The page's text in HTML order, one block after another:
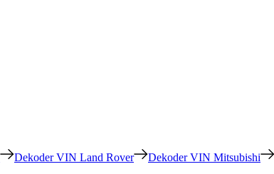
Dekoder VIN Land Rover Dekoder VIN Mitsubishi